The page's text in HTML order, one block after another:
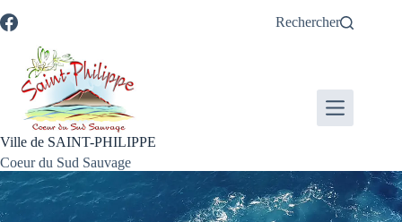
au
au
à
recherche
au
Rechercher
Ville de SAINT-PHILIPPE
Coeur du Sud Sauvage